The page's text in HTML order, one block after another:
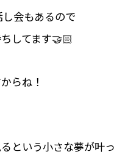
会もあるので
してます🤝🏻
らね！
という小さな夢が叶っ